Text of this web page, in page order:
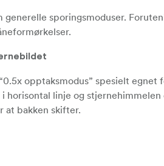
sporingsmoduser.
opptaksmodus” spesielt
horisontal linje og
at bakken skifter.